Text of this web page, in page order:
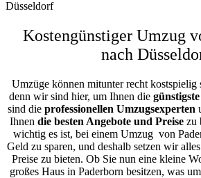
Düsseldorf
Kostengünstiger Umzug
nach
Umzüge können mitunter recht kostspielig
denn wir sind hier, um Ihnen die günstigste
sind die professionellen Umzugsexperten
Ihnen die besten Angebote und Preisezu
wichtig es ist, bei einem Umzug von
Geld zu sparen, und deshalb setzen wir
Preise zu bieten. Ob Sie nun eine kleine
großes Haus in Paderborn besitzen, was